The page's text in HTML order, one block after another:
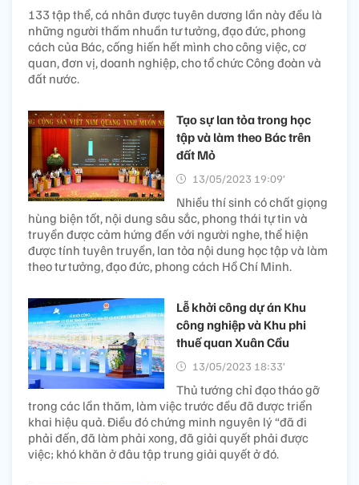
133 tập thể, cá nhân được tuyên dương lần này đều là
những người thấm nhuần tư tưởng, đạo đức, phong
cách của Bác, cống hiến hết mình cho công việc, cơ
quan, đơn vị, doanh nghiệp, cho tổ chức Công đoàn và
đất nước.
Tạo sự lan tỏa trong học
tập và làm theo Bác trên
đất Mỏ
13/05/2023 19:09’
Nhiều thí sinh có chất giọng
hùng biện tốt, nội dung sâu sắc, phong thái tự tin và
truyền được cảm hứng đến với người nghe, thể hiện
được tính tuyên truyền, lan tỏa nội dung học tập và làm
theo tư tưởng, đạo đức, phong cách Hồ Chí Minh.
Lễ khởi công dự án Khu
công nghiệp và Khu phi
thuế quan Xuân Cầu
13/05/2023 18:33’
Thủ tướng chỉ đạo tháo gỡ
trong các lần thăm, làm việc trước đều đã được triển
khai hiệu quả. Điều đó chứng minh nguyên lý “đã đi
phải đến, đã làm phải xong, đã giải quyết phải được
việc; khó khăn ở đâu tập trung giải quyết ở đó.